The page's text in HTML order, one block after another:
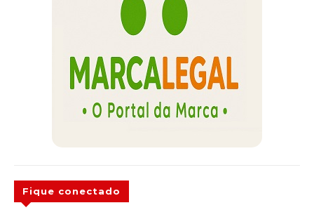
Fique conectado